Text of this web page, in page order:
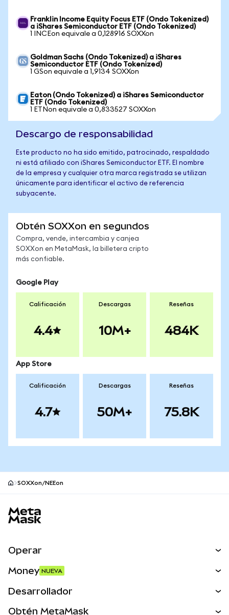
Franklin Income Equity Focus ETF (Ondo Tokenized)
a iShares Semiconductor ETF (Ondo Tokenized)
1 INCEon equivale a 0,128916 SOXXon
Goldman Sachs (Ondo Tokenized) a iShares
Semiconductor ETF (Ondo Tokenized)
1 GSon equivale a 1,9134 SOXXon
Eaton (Ondo Tokenized) a iShares Semiconductor
ETF (Ondo Tokenized)
1 ETNon equivale a 0,833527 SOXXon
Descargo de responsabilidad
Este producto no ha sido emitido, patrocinado, respaldado
ni está afiliado con iShares Semiconductor ETF. El nombre
de la empresa y cualquier otra marca registrada se utilizan
únicamente para identificar el activo de referencia
subyacente.
Obtén SOXXon en segundos
Compra, vende, intercambia y canjea
SOXXon en MetaMask, la billetera cripto
más confiable.
Google Play
Calificación
4.4
Descargas
10M+
Reseñas
484K
App Store
Calificación
4.7
Descargas
50M+
Reseñas
75.8K
SOXXon/NEEon
Operar
Money NUEVA
Desarrollador
Obtén MetaMask